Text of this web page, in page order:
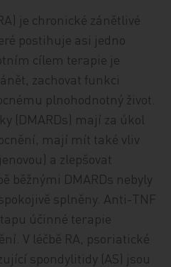
je chronické zánětlivé
postihuje asi jedno
cílem terapie je
zachovat funkci
plnohodnotný život.
(DMARDs) mají za úkol
mají mít také vliv
a zlepšovat
běžnými DMARDs nebyly
splněny. Anti-TNF
účinné terapie
V léčbě RA, psoriatické
spondylitidy (AS) jsou